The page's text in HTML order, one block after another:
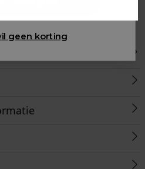
geen korting